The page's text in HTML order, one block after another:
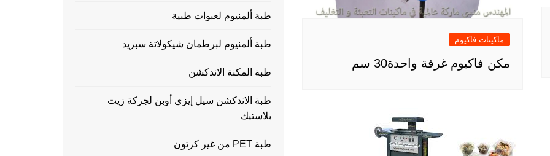
ماكينات فاكيوم
مكن فاكيوم غرفة واحدة30 سم
طبة ألمنيوم لعبوات طبية
طبة ألمنيوم لبرطمان شيكولاتة سبريد
طبة المكنة الاندكشن
طبة الاندكشن سيل إيزي أوبن لجركة زيت
بلاستيك
طبة PET من غير كرتون